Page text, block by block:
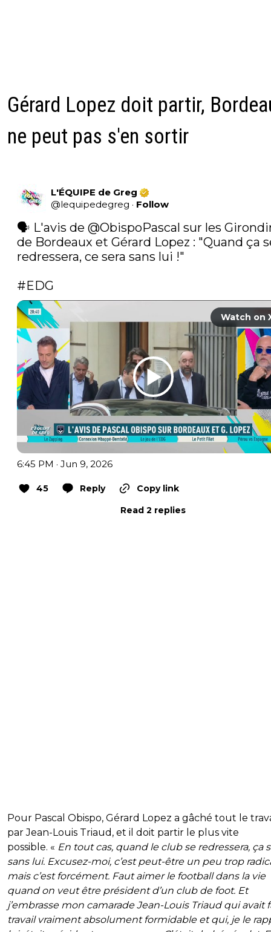
Gérard Lopez doit partir,
ne peut pas s'en sortir
L'ÉQUIPE de Greg
@lequipedegreg · Follow
🗣️ L'avis de @ObispoPascal sur les
de Bordeaux et Gérard Lopez : "Quand ça
redressera, ce sera sans lui !"
#EDG
Watch on
6:45 PM · Jun 9, 2026
45 Reply
Copy link
Read 2 replies
Pour Pascal Obispo, Gérard Lopez a gâché tout le
par Jean-Louis Triaud, et il doit partir le plus vite
possible. « En tout cas, quand le club se redressera, ça
sans lui. Excusez-moi, c’est peut-être un peu trop
mais c’est forcément. Faut aimer le football dans la vie
quand on veut être président d’un club de foot. Et
j’embrasse mon camarade Jean-Louis Triaud qui avait
travail vraiment absolument formidable et qui, je le